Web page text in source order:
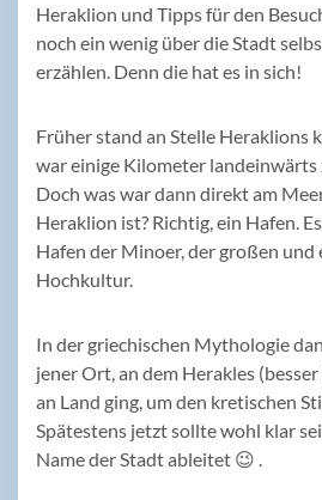
Heraklion und Tipps für den
noch ein wenig über die Stadt
erzählen. Denn die hat es in sich!
Früher stand an Stelle Heraklions
war einige Kilometer landeinwärts
Doch was war dann direkt am
Heraklion ist? Richtig, ein Hafen.
Hafen der Minoer, der großen und
Hochkultur.
In der griechischen Mythologie
jener Ort, an dem Herakles
an Land ging, um den kretischen
Spätestens jetzt sollte wohl klar
Name der Stadt ableitet 😉 .